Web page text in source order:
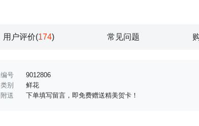
用户评价(174) 常见问题
编号
9012806
类别
鲜花
附送
下单填写留言，即免费赠送精美贺卡！